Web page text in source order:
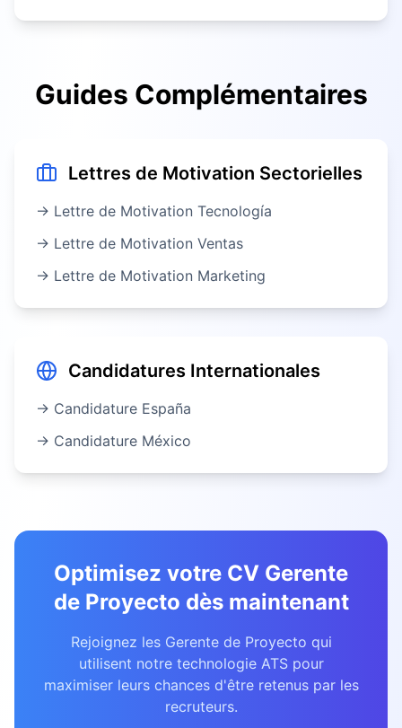
Guides Complémentaires
Lettres de Motivation Sectorielles
→ Lettre de Motivation Tecnología
→ Lettre de Motivation Ventas
→ Lettre de Motivation Marketing
Candidatures Internationales
→ Candidature España
→ Candidature México
Optimisez votre CV Gerente
de Proyecto dès maintenant
Rejoignez les Gerente de Proyecto qui
utilisent notre technologie ATS pour
maximiser leurs chances d'être retenus par les
recruteurs.